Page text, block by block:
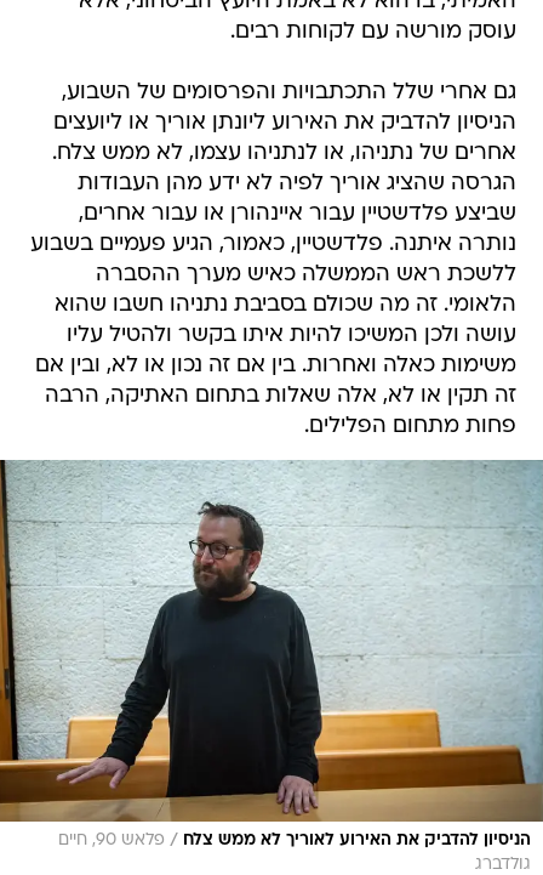
עוסק מורשה עם לקוחות רבים.
גם אחרי שלל התכתבויות והפרסומים של השבוע,
הניסיון להדביק את האירוע ליונתן אוריך או ליועצים
אחרים של נתניהו, או לנתניהו עצמו, לא ממש צלח.
הגרסה שהציג אוריך לפיה לא ידע מהן העבודות
שביצע פלדשטיין עבור איינהורן או עבור אחרים,
נותרה איתנה. פלדשטיין, כאמור, הגיע פעמיים בשבוע
ללשכת ראש הממשלה כאיש מערך ההסברה
הלאומי. זה מה שכולם בסביבת נתניהו חשבו שהוא
עושה ולכן המשיכו להיות איתו בקשר ולהטיל עליו
משימות כאלה ואחרות. בין אם זה נכון או לא, ובין אם
זה תקין או לא, אלה שאלות בתחום האתיקה, הרבה
פחות מתחום הפלילים.
הניסיון להדביק את האירוע לאוריך לא ממש צלח /
פלאש 90, חיים
גולדברג